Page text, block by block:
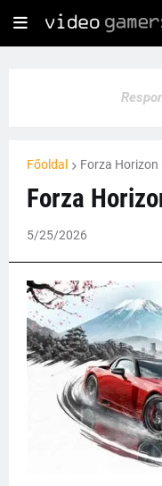
Főoldal Forza Horizon
Forza
5/25/2026